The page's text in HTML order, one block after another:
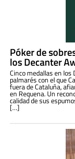
Póker de
los Decanter
Cinco medallas en
palmarés con el que
fuera de Cataluña,
en Requena. Un
calidad de sus
[…]